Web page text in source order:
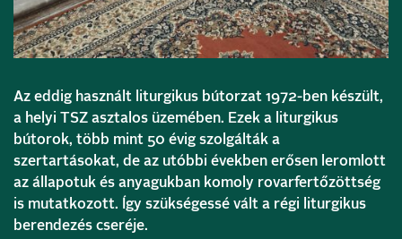
Az eddig használt liturgikus bútorzat 1972-ben készült,
a helyi TSZ asztalos üzemében. Ezek a liturgikus
bútorok, több mint 50 évig szolgálták a
szertartásokat, de az utóbbi években erősen leromlott
az állapotuk és anyagukban komoly rovarfertőzöttség
is mutatkozott. Így szükségessé vált a régi liturgikus
berendezés cseréje.